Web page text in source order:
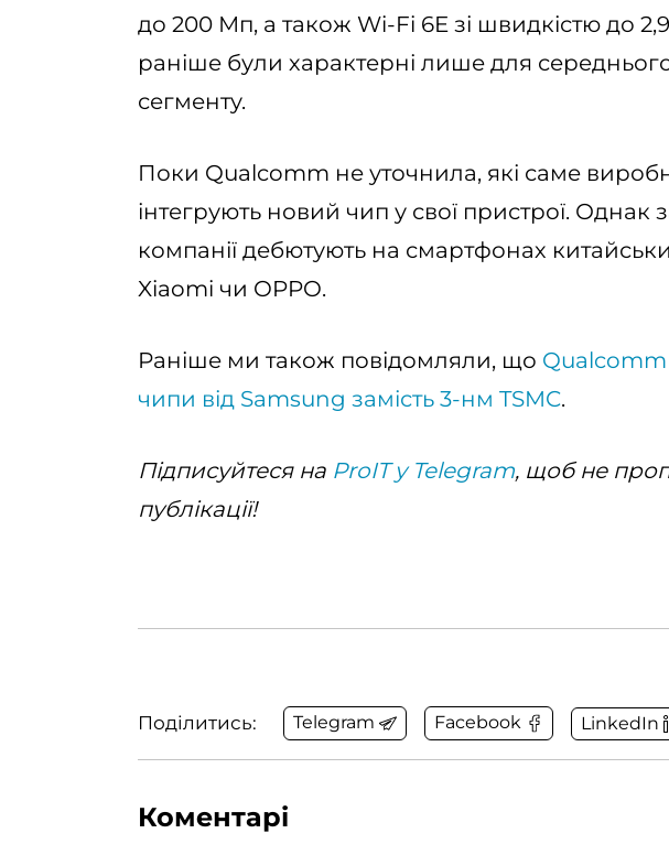
до 200 Мп, а також Wi-Fi 6E зі швидкістю до 2,9
раніше були характерні лише для
сегменту.
Поки Qualcomm не уточнила, які саме
інтегрують новий чип у свої пристрої. Однак
компанії дебютують на смартфонах
Xiaomi чи OPPO.
Раніше ми також повідомляли, що
чипи від Samsung замість 3-нм TSMC.
Підписуйтеся на ProIT у Telegram, щоб не
публікації!
Поділитись: Telegram Facebook LinkedIn
Коментарі